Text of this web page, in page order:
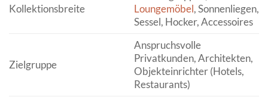
Kollektionsbreite
Loungemöbel, Sonnenliegen,
Sessel, Hocker, Accessoires
Zielgruppe
Anspruchsvolle
Privatkunden, Architekten,
Objekteinrichter (Hotels,
Restaurants)